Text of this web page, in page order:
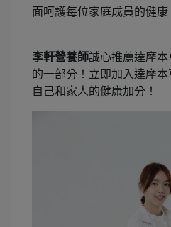
面呵護每位家庭成員的健康
李軒營養師誠心推薦達摩本
的一部分！立即加入達摩本
自己和家人的健康加分！